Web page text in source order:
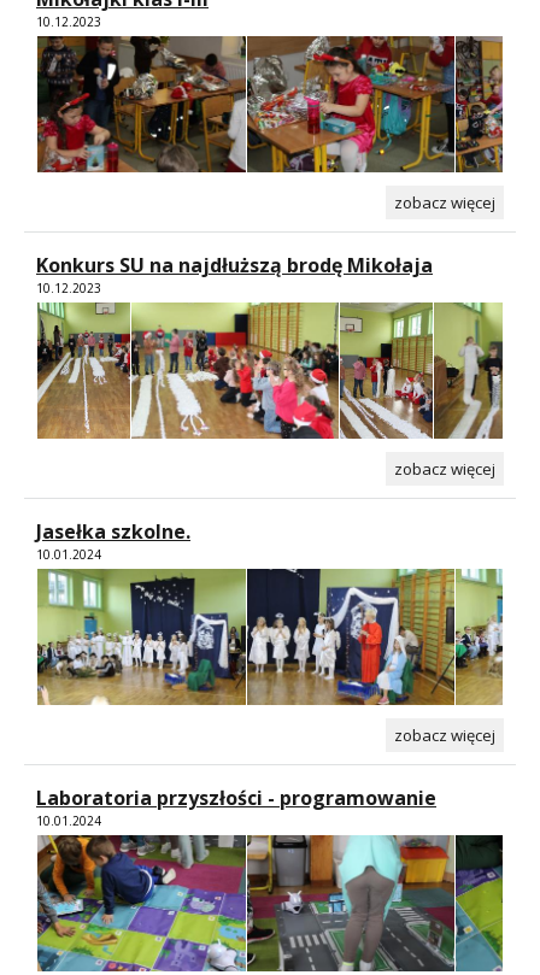
10.12.2023
zobacz więcej
Konkurs SU na najdłuższą brodę Mikołaja
10.12.2023
zobacz więcej
Jasełka szkolne.
10.01.2024
zobacz więcej
Laboratoria przyszłości - programowanie
10.01.2024